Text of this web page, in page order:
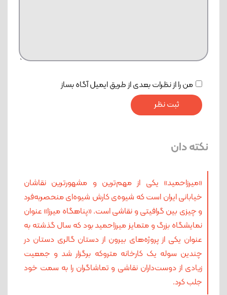
من را از نظرات بعدی از طریق ایمیل آگاه بساز
نکته دان
«میرزاحمید» یکی از مهم‌ترین و مشهورترین نقاشان
خیابانی ایران است که شیوه‌ی کارش شیوه‌ای منحصربه‌فرد
و چیزی بین گرافیتی و نقاشی است. «پناهگاه میرزا» عنوان
نمایشگاه بزرگ و متمایز میرزاحمید بود که سال گذشته به
عنوان یکی از پروژه‌های بیرون از دستان گالری دستان در
چندین سوله یک کارخانه متروکه برگزار شد و جمعیت
زیادی از دوست‌داران نقاشی و تماشاگران را به سمت خود
جلب کرد.